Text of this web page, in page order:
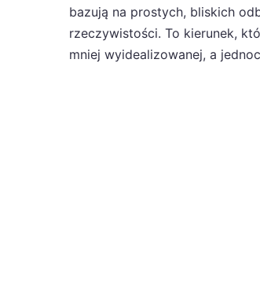
bazują na prostych, bliskich
rzeczywistości. To kierunek,
mniej wyidealizowanej, a